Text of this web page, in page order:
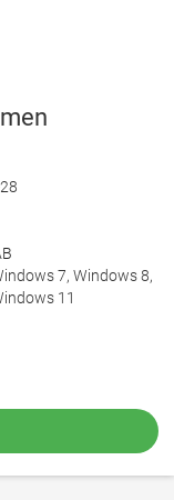
7, Windows 8,
11